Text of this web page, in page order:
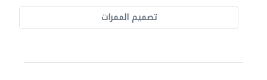
تصميم الممرات